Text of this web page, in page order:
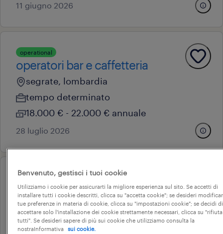
11 giugno 2026
operational
operatori bar e caffetteria
segrate, lombardia
tempo determinato
18.000 € - 22.000 € annuale
28 luglio 2026
operational
hotellerie milano
milano, lombardia
tempo determinato
Benvenuto, gestisci i tuoi cookie
Utilizziamo i cookie per assicurarti la migliore esperienza sul sito. Se accetti di
installare tutti i cookie descritti, clicca su "accetta cookie"; se desideri
tue preferenze in materia di cookie, clicca su "impostazioni cookie"; se decidi di
accettare solo l'installazione dei cookie strettamente necessari, clicca su "rifiuta
tutti". Se desideri sapere di più sui cookie che utilizziamo consulta la
nostraInformativa
sui cookie.